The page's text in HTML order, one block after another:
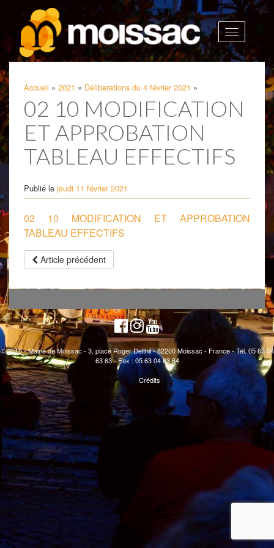
Afficher
la
Accueil » 2021 » Déliberations du 4 février 2021 »
02 10 MODIFICATION
ET APPROBATION
TABLEAU EFFECTIFS
Publié le jeudi 11 février 2021
02 10 MODIFICATION ET APPROBATION
TABLEAU EFFECTIFS
Article précédent
© 2015 - Mairie de Moissac - 3, place Roger Delthil - 82200 Moissac - France - Tél. 05 63 04
63 63 - Fax : 05 63 04 63 64
Crédits